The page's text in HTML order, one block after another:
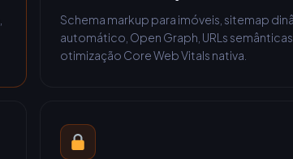
Schema markup para imóveis, sitemap
automático, Open Graph, URLs
otimização Core Web Vitals nativa.